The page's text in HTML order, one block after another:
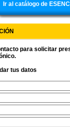
Ir al catálogo de
para solicitar
tus datos